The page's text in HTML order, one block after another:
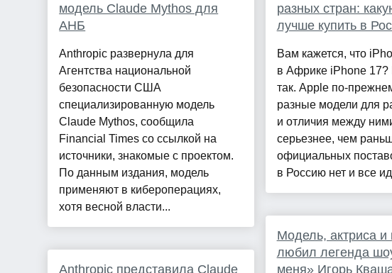
модель Claude Mythos для
АНБ
Anthropic развернула для
Агентства национальной
безопасности США
специализированную модель
Claude Mythos, сообщила
Financial Times со ссылкой на
источники, знакомые с проектом.
По данным издания, модель
применяют в кибероперациях,
хотя весной власти...
Anthropic представила Claude
разных стран:
лучше купить в
Вам кажется, что
в Африке iPhone 17?
так. Apple по-
разные модели для
и отличия между
серьезнее, чем
официальных
в Россию нет и все
Модель, актриса и
любил легенда
меня» Игорь